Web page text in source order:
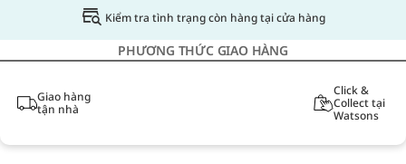
Kiểm tra tình trạng còn hàng tại cửa hàng
PHƯƠNG THỨC GIAO HÀNG
Giao hàng
tận nhà
Click &
Collect tại
Watsons